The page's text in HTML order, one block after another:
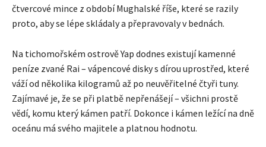
čtvercové mince z období Mughalské říše, které se razily
proto, aby se lépe skládaly a přepravovaly v bednách.
Na tichomořském ostrově Yap dodnes existují kamenné
peníze zvané Rai – vápencové disky s dírou uprostřed, které
váží od několika kilogramů až po neuvěřitelné čtyři tuny.
Zajímavé je, že se při platbě nepřenášejí – všichni prostě
vědí, komu který kámen patří. Dokonce i kámen ležící na dně
oceánu má svého majitele a platnou hodnotu.